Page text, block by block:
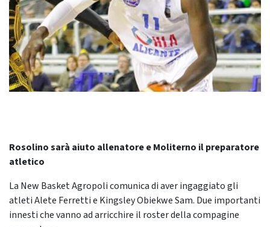
Rosolino sarà aiuto allenatore e Moliterno il preparatore
atletico
La New Basket Agropoli comunica di aver ingaggiato gli
atleti Alete Ferretti e Kingsley Obiekwe Sam. Due importanti
innesti che vanno ad arricchire il roster della compagine